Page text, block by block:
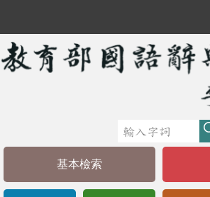
基本檢索